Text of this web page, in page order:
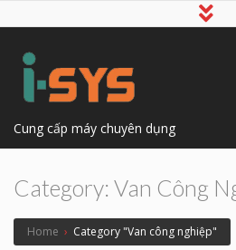
Cung cấp máy chuyên dụng
Category: Van Công
Home › Category "Van công nghiệp"